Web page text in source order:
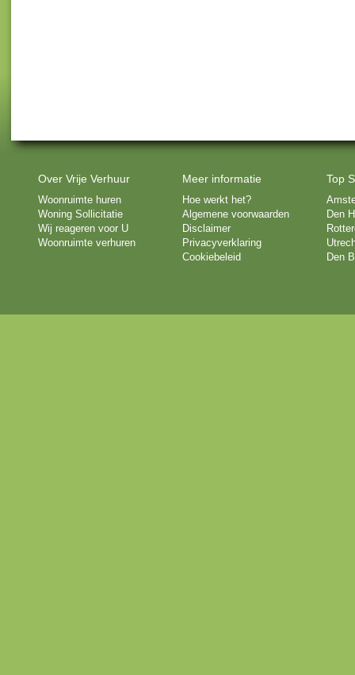
Over Vrije Verhuur
Woonruimte huren
Woning Sollicitatie
Wij reageren voor U
Woonruimte verhuren
Meer informatie
Hoe werkt het?
Algemene voorwaarden
Disclaimer
Privacyverklaring
Cookiebeleid
Top
Den
Den